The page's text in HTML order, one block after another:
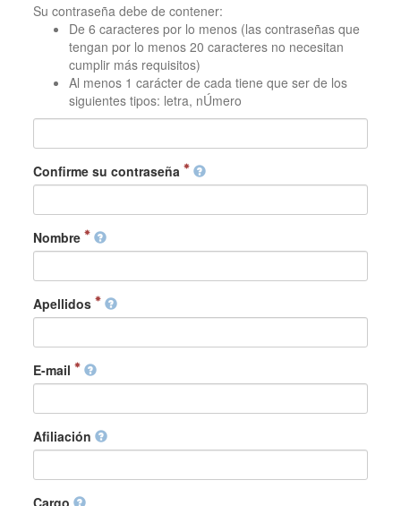
Su contraseña debe de contener:
De 6 caracteres por lo menos (las contraseñas que
tengan por lo menos 20 caracteres no necesitan
cumplir más requisitos)
Al menos 1 carácter de cada tiene que ser de los
siguientes tipos: letra, nÚmero
Confirme su contraseña
Nombre
Apellidos
E-mail
Afiliación
Cargo